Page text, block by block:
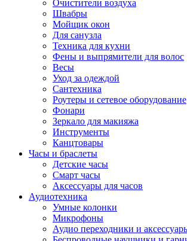
Очистители воздуха
Швабры
Мойщик окон
Для санузла
Техника для кухни
Фены и выпрямители для волос
Весы
Уход за одеждой
Сантехника
Роутеры и сетевое оборудование
Фонари
Зеркало для макияжа
Инструменты
Канцтовары
Часы и браслеты
Детские часы
Смарт часы
Аксессуары для часов
Аудиотехника
Умные колонки
Микрофоны
Аудио переходники и